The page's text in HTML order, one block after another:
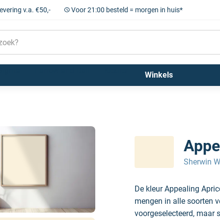
v.a. €50,- Voor 21:00 besteld = morgen in huis*
Winkels
Sherwin
De kleur Appealing
mengen in alle soorten
voorgeselecteerd, maar